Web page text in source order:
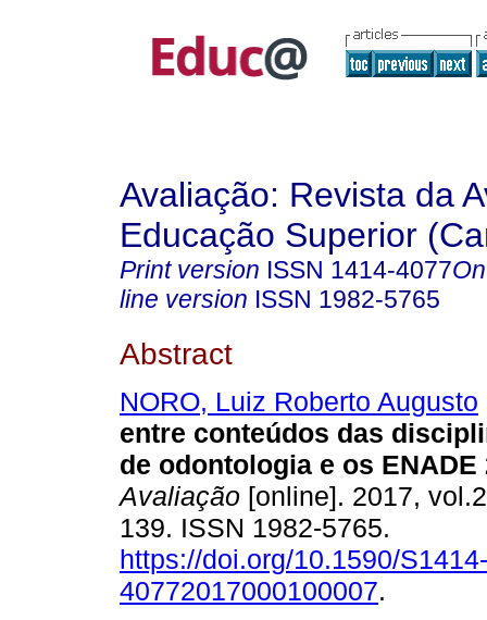
Avaliação: Revista da
Educação Superior
Print version ISSN 1414-4077
line version ISSN 1982-5765
Abstract
NORO, Luiz Roberto Augusto
entre conteúdos das
de odontologia e os ENADE
Avaliação [online]. 2017,
139. ISSN 1982-5765.
https://doi.org/10.1590/S1414-
40772017000100007.